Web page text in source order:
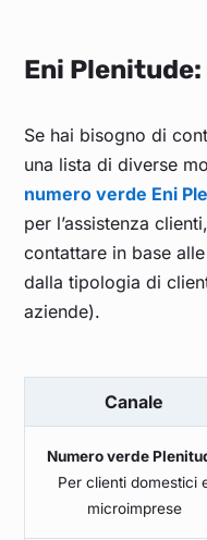
Eni
Se hai bisogno di
una lista di diverse
numero verde Eni
per l’assistenza
contattare in base
dalla tipologia di
aziende).
Canale
Numero verde
Per clienti domestici
microimprese